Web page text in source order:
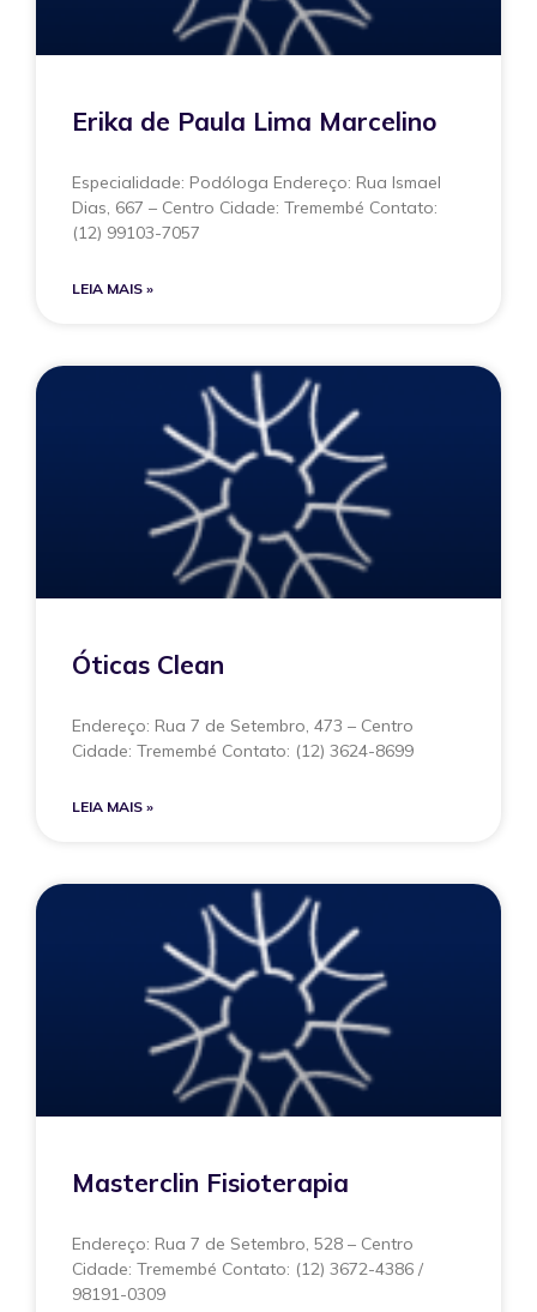
Erika de Paula Lima Marcelino
Especialidade: Podóloga Endereço: Rua Ismael
Dias, 667 – Centro Cidade: Tremembé Contato:
(12) 99103-7057
LEIA MAIS »
Óticas Clean
Endereço: Rua 7 de Setembro, 473 – Centro
Cidade: Tremembé Contato: (12) 3624-8699
LEIA MAIS »
Masterclin Fisioterapia
Endereço: Rua 7 de Setembro, 528 – Centro
Cidade: Tremembé Contato: (12) 3672-4386 /
98191-0309